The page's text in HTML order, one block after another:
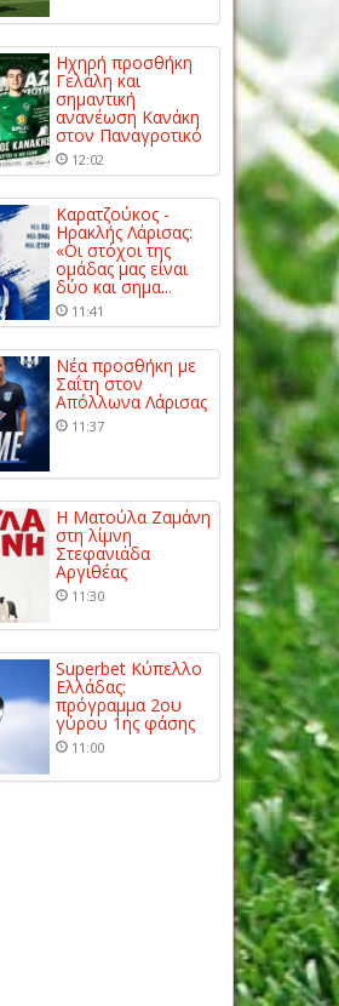
Ηχηρή προσθήκη
Γελάλη και
σημαντική
ανανέωση Κανάκη
στον Παναγροτικό
12:02
Καρατζούκος -
Ηρακλής Λάρισας:
«Οι στόχοι της
ομάδας μας είναι
δύο και σημα...
11:41
Νέα προσθήκη με
Σαΐτη στον
Απόλλωνα Λάρισας
11:37
Η Ματούλα Ζαμάνη
στη λίμνη
Στεφανιάδα
Αργιθέας
11:30
Superbet Κύπελλο
Ελλάδας:
πρόγραμμα 2ου
γύρου 1ης φάσης
11:00